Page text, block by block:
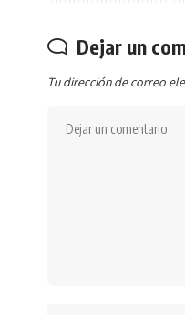
Dejar un
Tu dirección de correo